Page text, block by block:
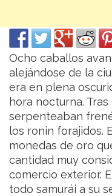
Ocho caballos
alejándose de la
era en plena
hora nocturna.
serpenteaban
los ronin forajidos.
monedas de oro
cantidad muy
comercio exterior.
todo samurái a su